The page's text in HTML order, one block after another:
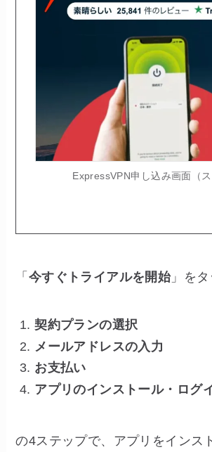
ExpressVPN申し込み画面（ス
「 今すぐトライアルを開始」をタ
契約プランの選択
メールアドレスの入力
お支払い
アプリのインストール・ログ
の4ステップで、アプリをインス